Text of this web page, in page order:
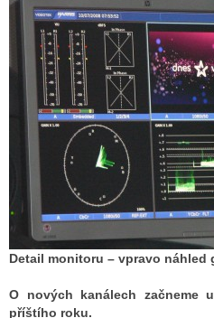
Detail monitoru – vpravo náhled
O nových kanálech začneme
příštího roku.